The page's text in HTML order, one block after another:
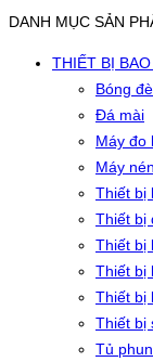
DANH MỤC SẢN
THIẾT BỊ BAO
Bóng
Đá mài
Máy đo
Máy
Thiết bị
Thiết bị
Thiết bị
Thiết bị
Thiết bị
Thiết bị
Tủ